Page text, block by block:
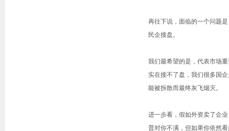
再往下说，面临的一个问题
民企接盘。
我们最希望的是，代表市场
实在接不了盘，我们很多国
能被拆散而最终灰飞烟灭。
进一步看，假如外资卖了企
普对你不满，但如果你依然